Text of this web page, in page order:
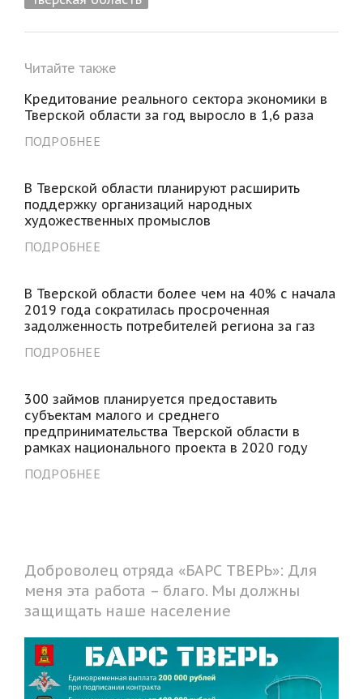
Читайте также
Кредитование реального сектора экономики в
Тверской области за год выросло в 1,6 раза
ПОДРОБНЕЕ
В Тверской области планируют расширить
поддержку организаций народных
художественных промыслов
ПОДРОБНЕЕ
В Тверской области более чем на 40% с начала
2019 года сократилась просроченная
задолженность потребителей региона за газ
ПОДРОБНЕЕ
300 займов планируется предоставить
субъектам малого и среднего
предпринимательства Тверской области в
рамках национального проекта в 2020 году
ПОДРОБНЕЕ
Доброволец отряда «БАРС ТВЕРЬ»: Для
меня эта работа – благо. Мы должны
защищать наше население